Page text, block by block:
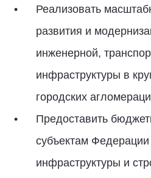
Реализовать
развития и
инженерной,
инфраструктуры в
городских
Предоставить
субъектам Федерации
инфраструктуры и